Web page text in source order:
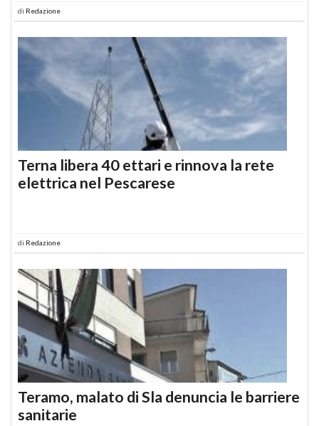
di Redazione
Terna libera 40 ettari e rinnova la rete
elettrica nel Pescarese
di Redazione
Teramo, malato di Sla denuncia le barriere
sanitarie